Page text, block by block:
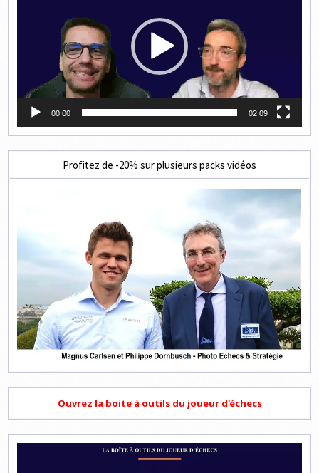
00:00 02:09
Profitez de -20% sur plusieurs packs vidéos
Ouvrez la boite à outils du joueur d'échecs